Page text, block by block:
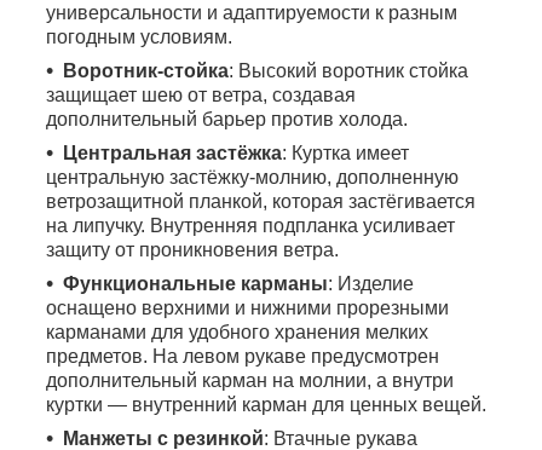
универсальности и адаптируемости к разным
погодным условиям.
Воротник-стойка: Высокий воротник стойка
защищает шею от ветра, создавая
дополнительный барьер против холода.
Центральная застёжка: Куртка имеет
центральную застёжку-молнию, дополненную
ветрозащитной планкой, которая застёгивается
на липучку. Внутренняя подпланка усиливает
защиту от проникновения ветра.
Функциональные карманы: Изделие
оснащено верхними и нижними прорезными
карманами для удобного хранения мелких
предметов. На левом рукаве предусмотрен
дополнительный карман на молнии, а внутри
куртки — внутренний карман для ценных вещей.
Манжеты с резинкой: Втачные рукава